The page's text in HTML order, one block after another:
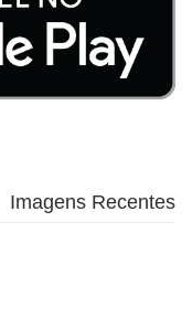
Imagens Recentes